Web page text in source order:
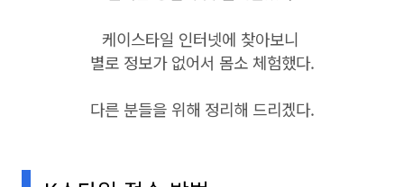
케이스타일 인터넷에 찾아보니
별로 정보가 없어서 몸소 체험했다.
다른 분들을 위해 정리해 드리겠다.